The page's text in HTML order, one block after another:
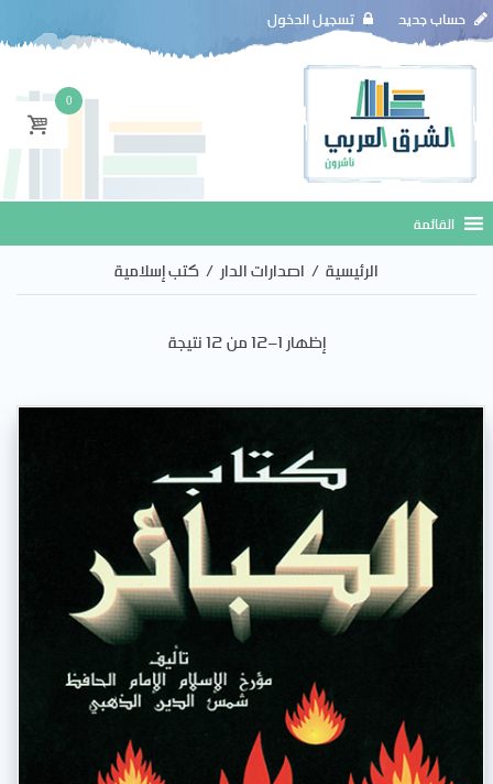
تسجيل الدخول حساب جديد
0
الرئيسية / اصدارات الدار / كتب إسلامية
إظهار 1–12 من 12 نتيجة